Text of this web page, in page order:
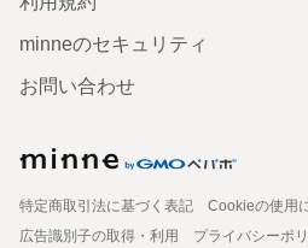
minneのセキュリティ
お問い合わせ
特定商取引法に基づく表記
Cookieの使用
広告識別子の取得・利用
プライバシーポ